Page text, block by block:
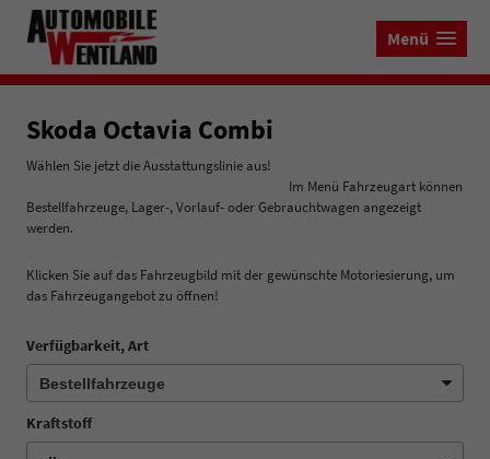
Menü
Skoda Octavia Combi
Wählen Sie jetzt die Ausstattungslinie aus!
Im Menü Fahrzeugart können
Bestellfahrzeuge, Lager-, Vorlauf- oder Gebrauchtwagen angezeigt
werden.
Klicken Sie auf das Fahrzeugbild mit der gewünschte Motoriesierung, um
das Fahrzeugangebot zu öffnen!
Verfügbarkeit, Art
Kraftstoff